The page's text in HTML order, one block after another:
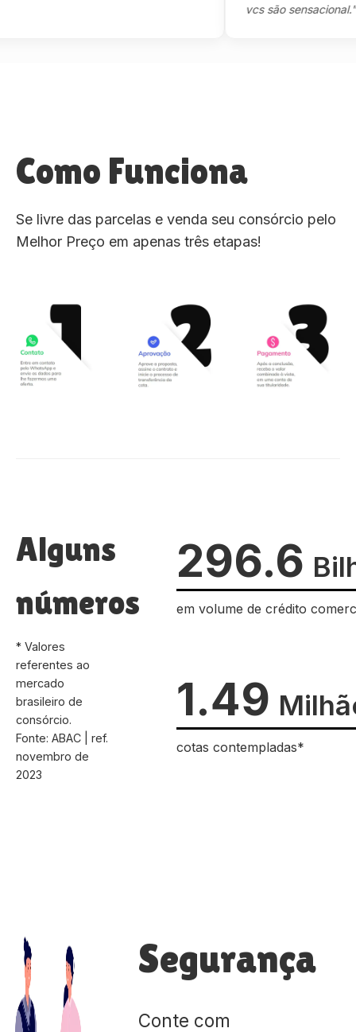
vcs são sensacional."
Como Funciona
Se livre das parcelas e venda seu consórcio pelo
Melhor Preço em apenas três etapas!
Alguns
números
* Valores
referentes ao
mercado
brasileiro de
consórcio.
Fonte: ABAC | ref.
novembro de
2023
296.6
em volume de crédito
1.49
cotas contempladas*
Segurança
Conte com